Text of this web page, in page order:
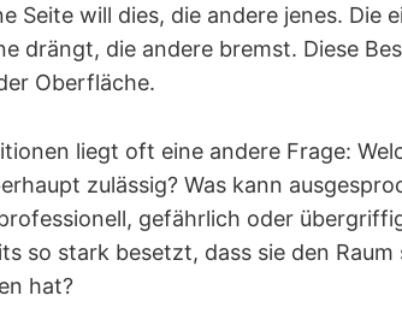
Seite will dies, die andere jenes. Die
drängt, die andere bremst. Diese
Oberfläche.
liegt oft eine andere Frage:
zulässig? Was kann
gefährlich oder
so stark besetzt, dass sie den Raum
hat?